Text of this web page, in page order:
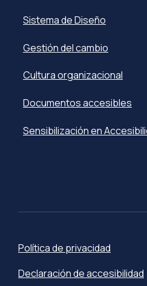
Sistema de Diseño
Gestión del cambio
Cultura organizacional
Documentos accesibles
Sensibilización en
Política de privacidad
Declaración de accesibilidad